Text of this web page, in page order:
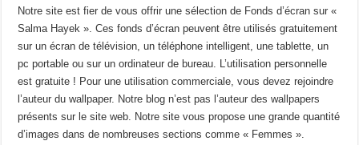
Notre site est fier de vous offrir une sélection de Fonds d’écran sur «
Salma Hayek ». Ces fonds d’écran peuvent être utilisés gratuitement
sur un écran de télévision, un téléphone intelligent, une tablette, un
pc portable ou sur un ordinateur de bureau. L’utilisation personnelle
est gratuite ! Pour une utilisation commerciale, vous devez rejoindre
l’auteur du wallpaper. Notre blog n’est pas l’auteur des wallpapers
présents sur le site web. Notre site vous propose une grande quantité
d’images dans de nombreuses sections comme « Femmes ».